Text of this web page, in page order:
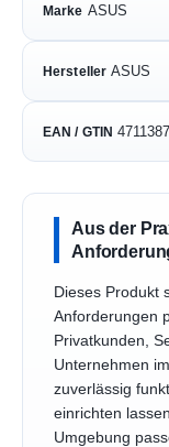
Marke ASUS
Hersteller ASUS
EAN / GTIN
Aus der
Dieses Produkt
Anforderungen
Privatkunden,
Unternehmen
zuverlässig
einrichten
Umgebung